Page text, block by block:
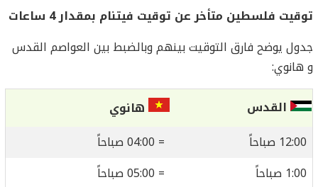
توقيت فلسطين متأخر عن توقيت فيتنام بمقدار 4 ساعات
جدول يوضح فارق التوقيت بينهم وبالضبط بين العواصم القدس
و هانوي:
القدس
هانوي
12:00 صباحاً
= 04:00 صباحاً
1:00 صباحاً
= 05:00 صباحاً